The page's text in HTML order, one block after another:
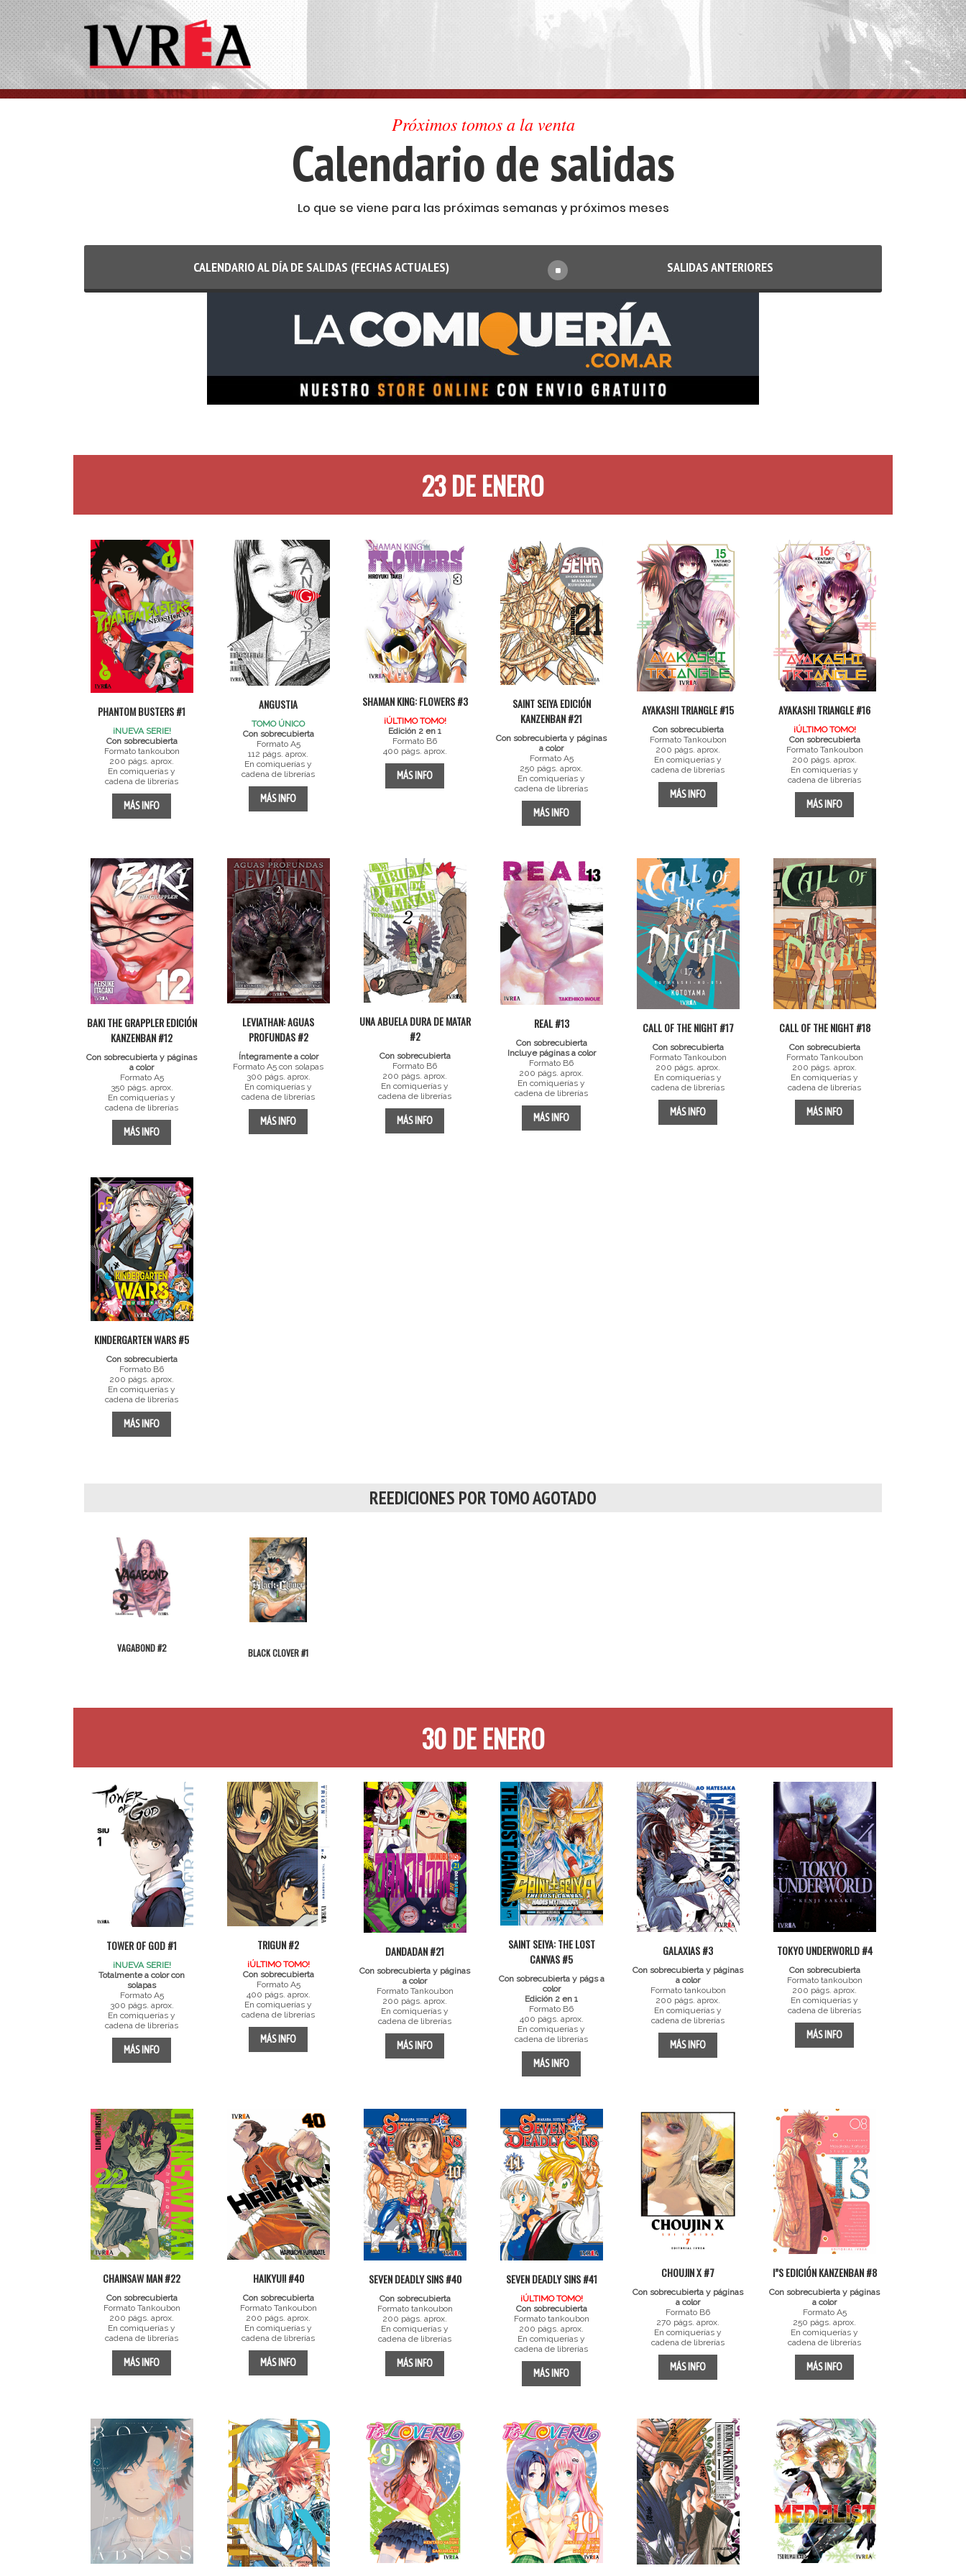
Próximos tomos a la venta
Calendario de salidas
Lo que se viene para las próximas semanas y próximos meses
CALENDARIO AL DÍA DE SALIDAS (FECHAS ACTUALES) SALIDAS ANTERIORES
23 DE ENERO
PHANTOM BUSTERS #1
¡NUEVA SERIE!
Con sobrecubierta
Formato tankoubon
200 págs. aprox.
En comiquerías y
cadena de librerías
MÁS INFO
ANGUSTIA
TOMO ÚNICO
Con sobrecubierta
Formato A5
112 págs. aprox.
En comiquerías y
cadena de librerías
MÁS INFO
SHAMAN KING: FLOWERS #3
¡ÚLTIMO TOMO!
Edición 2 en 1
Formato B6
400 págs. aprox.
MÁS INFO
SAINT SEIYA EDICIÓN
KANZENBAN #21
Con sobrecubierta y páginas
a color
Formato A5
250 págs. aprox.
En comiquerías y
cadena de librerías
MÁS INFO
AYAKASHI TRIANGLE #15
Con sobrecubierta
Formato Tankoubon
200 págs. aprox.
En comiquerías y
cadena de librerías
MÁS INFO
AYAKASHI TRIANGLE #16
¡ÚLTIMO TOMO!
Con sobrecubierta
Formato Tankoubon
200 págs. aprox.
En comiquerías y
cadena de librerías
MÁS INFO
BAKI THE GRAPPLER EDICIÓN
KANZENBAN #12
Con sobrecubierta y páginas
a color
Formato A5
350 págs. aprox.
En comiquerías y
cadena de librerías
MÁS INFO
LEVIATHAN: AGUAS
PROFUNDAS #2
Íntegramente a color
Formato A5 con solapas
300 págs. aprox.
En comiquerías y
cadena de librerías
MÁS INFO
UNA ABUELA DURA DE MATAR
#2
Con sobrecubierta
Formato B6
200 págs. aprox.
En comiquerías y
cadena de librerías
MÁS INFO
REAL #13
Con sobrecubierta
Incluye páginas a color
Formato B6
200 págs. aprox.
En comiquerías y
cadena de librerías
MÁS INFO
CALL OF THE NIGHT #17
Con sobrecubierta
Formato Tankoubon
200 págs. aprox.
En comiquerías y
cadena de librerías
MÁS INFO
CALL OF THE NIGHT #18
Con sobrecubierta
Formato Tankoubon
200 págs. aprox.
En comiquerías y
cadena de librerías
MÁS INFO
KINDERGARTEN WARS #5
Con sobrecubierta
Formato B6
200 págs. aprox.
En comiquerías y
cadena de librerías
MÁS INFO
REEDICIONES POR TOMO AGOTADO
VAGABOND #2 BLACK CLOVER #1
30 DE ENERO
TOWER OF GOD #1
¡NUEVA SERIE!
Totalmente a color con
solapas
Formato A5
300 págs. aprox.
En comiquerías y
cadena de librerías
MÁS INFO
TRIGUN #2
¡ÚLTIMO TOMO!
Con sobrecubierta
Formato A5
400 págs. aprox.
En comiquerías y
cadena de librerías
MÁS INFO
DANDADAN #21
Con sobrecubierta y páginas
a color
Formato Tankoubon
200 págs. aprox.
En comiquerías y
cadena de librerías
MÁS INFO
SAINT SEIYA: THE LOST
CANVAS #5
Con sobrecubierta y págs a
color
Edición 2 en 1
Formato B6
400 págs. aprox.
En comiquerías y
cadena de librerías
MÁS INFO
GALAXIAS #3
Con sobrecubierta y páginas
a color
Formato tankoubon
200 págs. aprox.
En comiquerías y
cadena de librerías
MÁS INFO
TOKYO UNDERWORLD #4
Con sobrecubierta
Formato tankoubon
200 págs. aprox.
En comiquerías y
cadena de librerías
MÁS INFO
CHAINSAW MAN #22
Con sobrecubierta
Formato Tankoubon
200 págs. aprox.
En comiquerías y
cadena de librerías
MÁS INFO
HAIKYU!! #40
Con sobrecubierta
Formato Tankoubon
200 págs. aprox.
En comiquerías y
cadena de librerías
MÁS INFO
SEVEN DEADLY SINS #40
Con sobrecubierta
Formato tankoubon
200 págs. aprox.
En comiquerías y
cadena de librerías
MÁS INFO
SEVEN DEADLY SINS #41
¡ÚLTIMO TOMO!
Con sobrecubierta
Formato tankoubon
200 págs. aprox.
En comiquerías y
cadena de librerías
MÁS INFO
CHOUJIN X #7
Con sobrecubierta y páginas
a color
Formato B6
270 págs. aprox.
En comiquerías y
cadena de librerías
MÁS INFO
I”S EDICIÓN KANZENBAN #8
Con sobrecubierta y páginas
a color
Formato A5
250 págs. aprox.
En comiquerías y
cadena de librerías
MÁS INFO